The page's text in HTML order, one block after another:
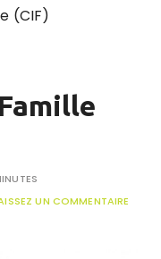
(CIF)
UN COMMENTAIRE